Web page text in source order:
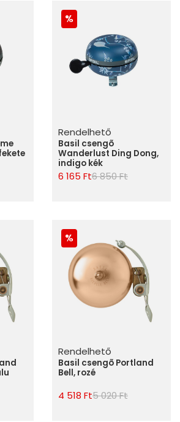
Rendelhető
Basil csengõ
Wanderlust Ding Dong,
indigo kék
6 165 Ft6 850 Ft
Rendelhető
Basil csengõ Portland
Bell, rozé
4 518 Ft5 020 Ft